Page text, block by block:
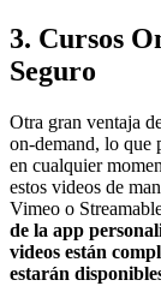
3. Cursos
Seguro
Otra gran ventaja
on-demand, lo que
en cualquier
estos videos de
Vimeo o
de la app
videos están
estarán